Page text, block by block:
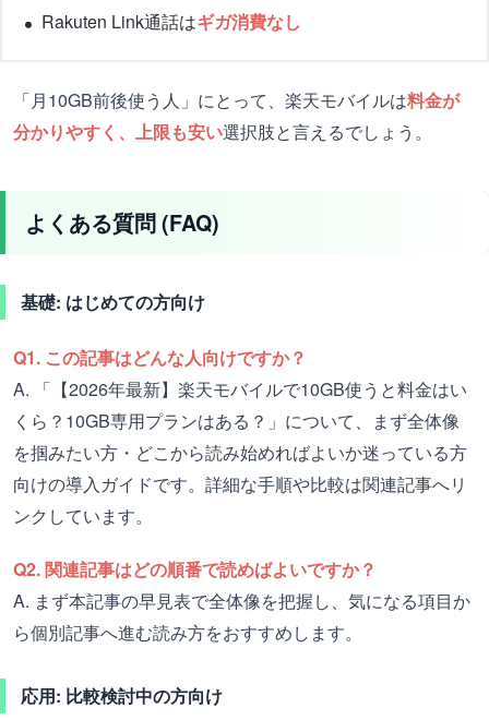
Rakuten Link通話はギガ消費なし
「月10GB前後使う人」にとって、楽天モバイルは料金が
分かりやすく、上限も安い選択肢と言えるでしょう。
よくある質問 (FAQ)
基礎: はじめての方向け
Q1. この記事はどんな人向けですか？
A. 「【2026年最新】楽天モバイルで10GB使うと料金はい
くら？10GB専用プランはある？」について、まず全体像
を掴みたい方・どこから読み始めればよいか迷っている方
向けの導入ガイドです。詳細な手順や比較は関連記事へリ
ンクしています。
Q2. 関連記事はどの順番で読めばよいですか？
A. まず本記事の早見表で全体像を把握し、気になる項目か
ら個別記事へ進む読み方をおすすめします。
応用: 比較検討中の方向け